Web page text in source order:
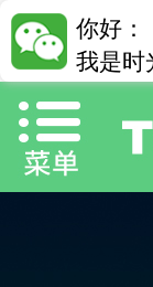
你好：
我是